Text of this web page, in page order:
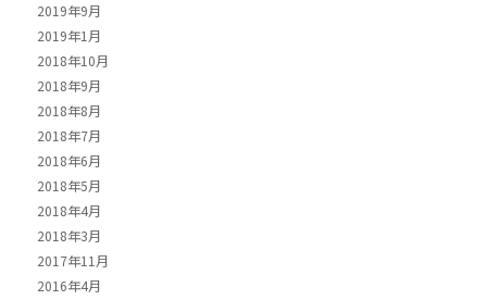
2019年9月
2019年1月
2018年10月
2018年9月
2018年8月
2018年7月
2018年6月
2018年5月
2018年4月
2018年3月
2017年11月
2016年4月